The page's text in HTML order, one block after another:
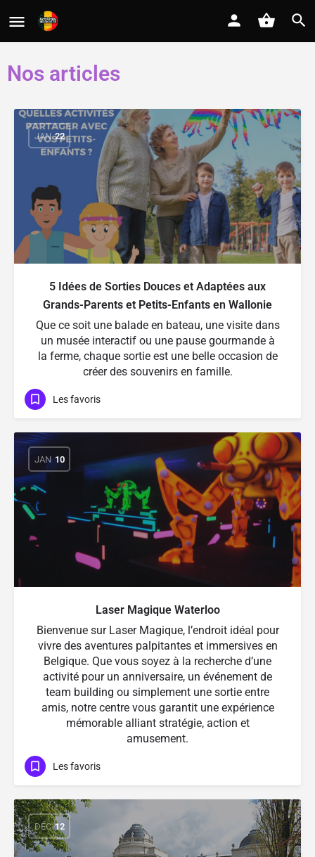
Nos articles
JAN 22
5 Idées de Sorties Douces et Adaptées aux
Grands-Parents et Petits-Enfants en Wallonie
Que ce soit une balade en bateau, une visite dans
un musée interactif ou une pause gourmande à
la ferme, chaque sortie est une belle occasion de
créer des souvenirs en famille.
Les favoris
JAN 10
Laser Magique Waterloo
Bienvenue sur Laser Magique, l’endroit idéal pour
vivre des aventures palpitantes et immersives en
Belgique. Que vous soyez à la recherche d’une
activité pour un anniversaire, un événement de
team building ou simplement une sortie entre
amis, notre centre vous garantit une expérience
mémorable alliant stratégie, action et
amusement.
Les favoris
DÉC 12